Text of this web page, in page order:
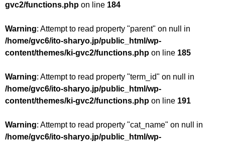
gvc2/functions.php on line 184
Warning: Attempt to read property "parent" on null in
/home/gvc6/ito-sharyo.jp/public_html/wp-
content/themes/ki-gvc2/functions.php on line 185
Warning: Attempt to read property "term_id" on null in
/home/gvc6/ito-sharyo.jp/public_html/wp-
content/themes/ki-gvc2/functions.php on line 191
Warning: Attempt to read property "cat_name" on null in
/home/gvc6/ito-sharyo.jp/public_html/wp-